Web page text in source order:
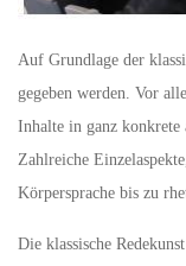
Auf Grundlage der
gegeben werden. Vor
Inhalte in ganz konkrete
Zahlreiche
Körpersprache bis zu
Die klassische